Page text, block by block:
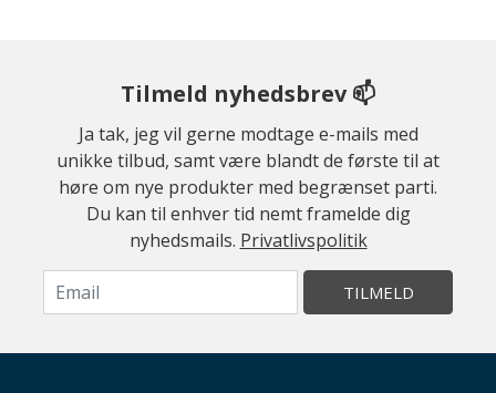
Tilmeld nyhedsbrev 📫
Ja tak, jeg vil gerne modtage e-mails med
unikke tilbud, samt være blandt de første til at
høre om nye produkter med begrænset parti.
Du kan til enhver tid nemt framelde dig
nyhedsmails. Privatlivspolitik
TILMELD